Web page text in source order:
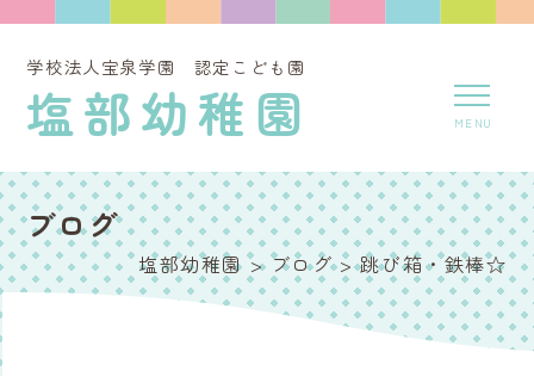
学校法人宝泉学園 認定こども園
塩部幼稚園
ブログ
塩部幼稚園>ブログ>跳び箱・鉄棒☆